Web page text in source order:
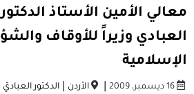
معالي الأمين الأستاذ
العبادي وزيراً للأوقاف
الإسلامية
16 ديسمبر، 2009 | الأردن الدكتور العباديّ